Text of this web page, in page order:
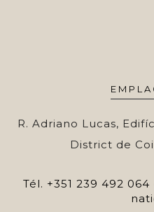
R. Adriano Lucas,
District de
Tél. +351 239 492